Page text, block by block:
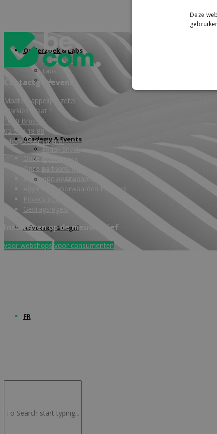
Onderzoek & Labs
Onderzoek
Labs
Wiki
Academy & Events
Friday Snack
Opleidingen
Becom Summit
Becom Awards
Advocacy & Legal
FR
Contactgegevens
Maatschappelijke zetel
Markiesstraat 1
1000 Brussel
02 588 18 88
info@becom.digital
Onze leden
Onze partners
Algemene voorwaarden
Algemene voorwaarden Partners
Privacy policy
Gedragsregels
Inschrijven op de nieuwsbrief
voor webshops voor consumenten
Deze